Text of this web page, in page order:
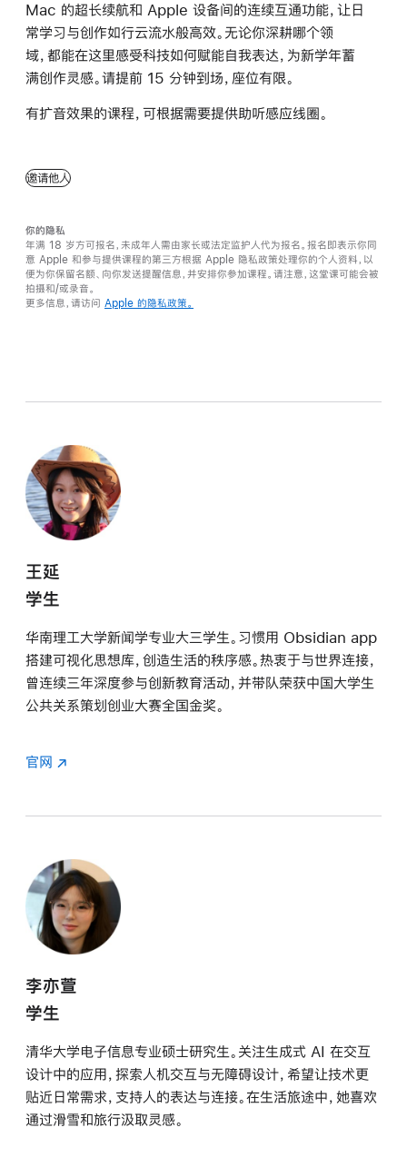
Mac 的⁠超长⁠续航⁠和 Apple 设备间⁠的⁠连续互通⁠功能，⁠让⁠日
常⁠学习⁠与⁠创作⁠如⁠行云流水⁠般⁠高效。⁠无论⁠你⁠深耕⁠哪个⁠领
域，⁠都⁠能⁠在⁠这里⁠感受⁠科技⁠如何⁠赋能⁠自我⁠表达，⁠为⁠新学年⁠蓄
满⁠创作⁠灵感。⁠请⁠提前 15 分钟⁠到场，⁠座位⁠有限。
有扩音效果的课程，可根据需要提供助听感应线圈。
邀请他人
你的隐私
年满 18 岁方可报名，未成年人需由家长或法定监护人代为报名。报名即表示你同
意 Apple 和参与提供课程的第三方根据 Apple 隐私政策处理你的个人资料，以
便为你保留名额、向你发送提醒信息，并安排你参加课程。请注意，这堂课可能会被
拍摄和/或录音。
更多信息，请访问 Apple 的隐私政策。
王延
学生
华南理工大学新闻学专业大三学生。习惯用 Obsidian app
搭建可视化思想库，创造生活的秩序感。热衷于与世界连接，
曾连续三年深度参与创新教育活动，并带队荣获中国大学生
公共关系策划创业大赛全国金奖。
官网
李亦萱
学生
清华大学电子信息专业硕士研究生。关注生成式 AI 在交互
设计中的应用，探索人机交互与无障碍设计，希望让技术更
贴近日常需求，支持人的表达与连接。在生活旅途中，她喜欢
通过滑雪和旅行汲取灵感。